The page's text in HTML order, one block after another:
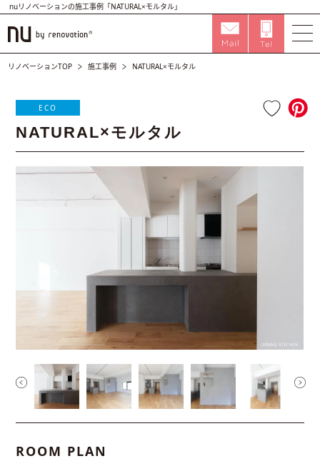
nuリノベーションの施工事例「NATURAL×モルタル」
リノベーションTOP 施工事例 NATURAL×モルタル
ECO
NATURAL×モルタル
ROOM PLAN